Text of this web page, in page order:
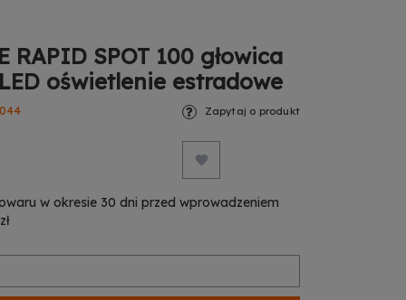
RAPID SPOT 100 głowica
oświetlenie estradowe
Zapytaj o produkt
w okresie 30 dni przed wprowadzeniem